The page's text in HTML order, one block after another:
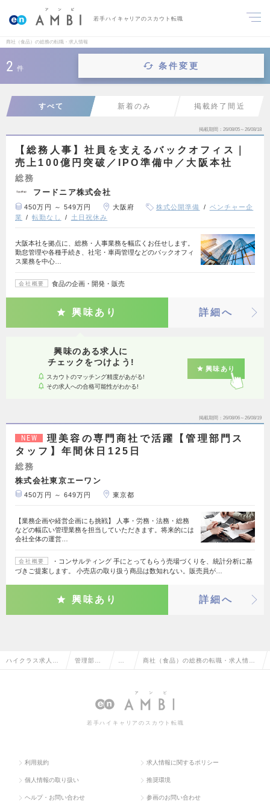
若手ハイキャリアのスカウト転職
商社（食品）の総務の転職・求人情報
2 件 条件変更
すべて 新着のみ 掲載終了間近
掲載期間 26/08/05～26/08/18
【総務人事】社員を支えるバックオフィス｜
売上100億円突破／IPO準備中／大阪本社
総務
フードニア株式会社
450万円 ～ 549万円 大阪府 株式公開準備
ベンチャー企
業
転勤なし 土日祝休み
大阪本社を拠点に、総務・人事業務を幅広くお任せします。
勤怠管理や各種手続き、社宅・車両管理などのバックオフィ
ス業務を中心…
会社概要 食品の企画・開発・販売
興味あり 詳細へ
興味のある求人に
チェックをつけよう!
スカウトのマッチング精度があがる!
その求人への合格可能性がわかる!
興味あり
掲載期間 26/08/06～26/08/19
NEW
理美容の専門商社で活躍【管理部門ス
タッフ】年間休日125日
総務
株式会社東京エーワン
450万円 ～ 649万円 東京都
【業務企画や経営企画にも挑戦】 人事・労務・法務・総務
などの幅広い管理業務を担当していただきます。将来的には
会社全体の運営…
会社概要
・コンサルティング 手にとってもらう売場づくりを、統計分析に基
づきご提案します。 小売店の取り扱う商品は数知れない。販売員が…
興味あり 詳細へ
ハイクラス求人T 管理部門 総 商社（食品）の総務の転職・求人情報
若手ハイキャリアのスカウト転職
利用規約 求人情報に関するポリシー
個人情報の取り扱い 推奨環境
ヘルプ・お問い合わせ 参画のお問い合わせ